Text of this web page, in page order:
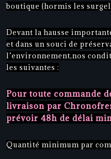
boutique (hormis les
Devant la hausse
et dans un souci de
l’environnement,nos
les suivantes :
Pour toute commande
livraison par
prévoir 48h de délai
Quantité minimum par